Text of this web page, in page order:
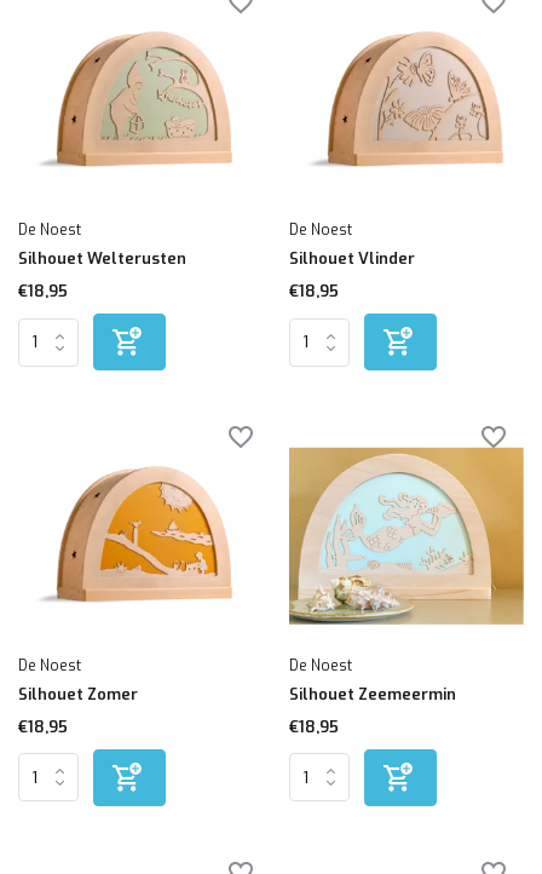
De Noest
Silhouet Welterusten
€18,95
De Noest
Silhouet Vlinder
€18,95
De Noest
Silhouet Zomer
€18,95
De Noest
Silhouet Zeemeermin
€18,95